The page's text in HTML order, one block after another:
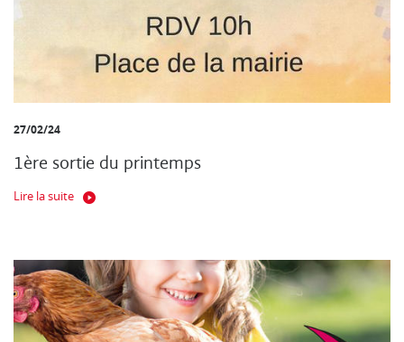
27/02/24
1ère sortie du printemps
Lire la suite